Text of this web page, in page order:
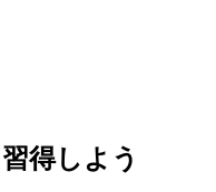
得しよう